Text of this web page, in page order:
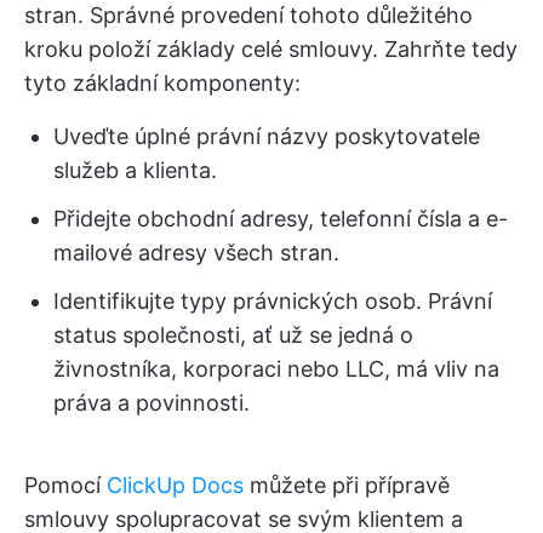
stran. Správné provedení tohoto důležitého
kroku položí základy celé smlouvy. Zahrňte tedy
tyto základní komponenty:
Uveďte úplné právní názvy poskytovatele
služeb a klienta.
Přidejte obchodní adresy, telefonní čísla a e-
mailové adresy všech stran.
Identifikujte typy právnických osob. Právní
status společnosti, ať už se jedná o
živnostníka, korporaci nebo LLC, má vliv na
práva a povinnosti.
Pomocí ClickUp Docs můžete při přípravě
smlouvy spolupracovat se svým klientem a